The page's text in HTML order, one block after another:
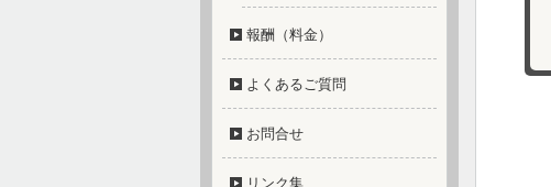
報酬（料金）
よくあるご質問
お問合せ
リンク集